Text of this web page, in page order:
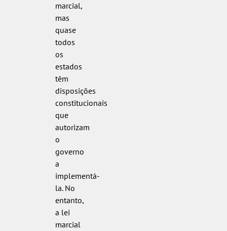
marcial,
mas
quase
todos
os
estados
têm
disposições
constitucionais
que
autorizam
o
governo
a
implementá-
la. No
entanto,
a lei
marcial